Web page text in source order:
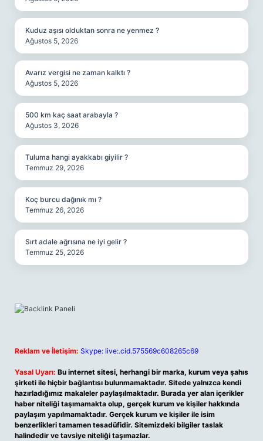
Kuduz aşısı olduktan sonra ne yenmez ?
Ağustos 5, 2026
Avarız vergisi ne zaman kalktı ?
Ağustos 5, 2026
500 km kaç saat arabayla ?
Ağustos 3, 2026
Tuluma hangi ayakkabı giyilir ?
Temmuz 29, 2026
Koç burcu dağınık mı ?
Temmuz 26, 2026
Sırt adale ağrısına ne iyi gelir ?
Temmuz 25, 2026
Reklam ve İletişim: Skype: live:.cid.575569c608265c69
Yasal Uyarı: Bu internet sitesi, herhangi bir marka, kurum veya şahıs
şirketi ile hiçbir bağlantısı bulunmamaktadır. Sitede yalnızca kendi
hazırladığımız makaleler paylaşılmaktadır. Burada yer alan içerikler
haber niteliği taşımamakta olup, gerçek kurum ve kişiler hakkında
paylaşım yapılmamaktadır. Gerçek kurum ve kişiler ile isim
benzerlikleri tamamen tesadüfidir. Sitemizdeki bilgiler taslak
halindedir ve tavsiye niteliği taşımazlar.